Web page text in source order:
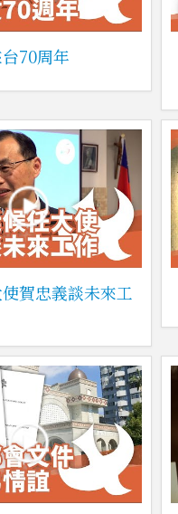
70周年
賀忠義談未來工